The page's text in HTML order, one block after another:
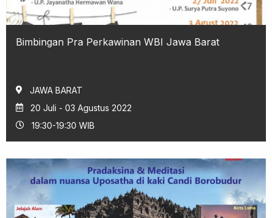
Bimbingan Pra Perkawinan WBI Jawa Barat
JAWA BARAT
20 Juli - 03 Agustus 2022
19:30-19:30 WIB